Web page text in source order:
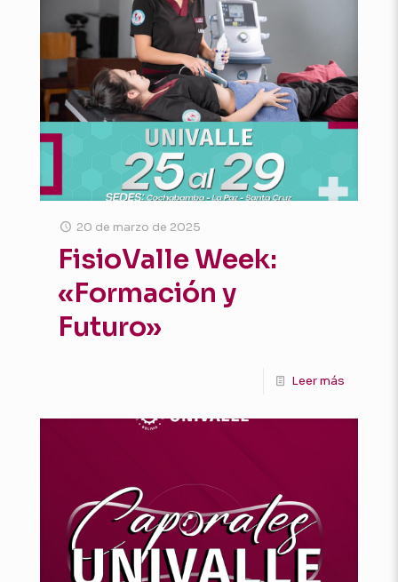
20 de marzo de 2025
FisioValle Week:
«Formación y
Futuro»
Leer más